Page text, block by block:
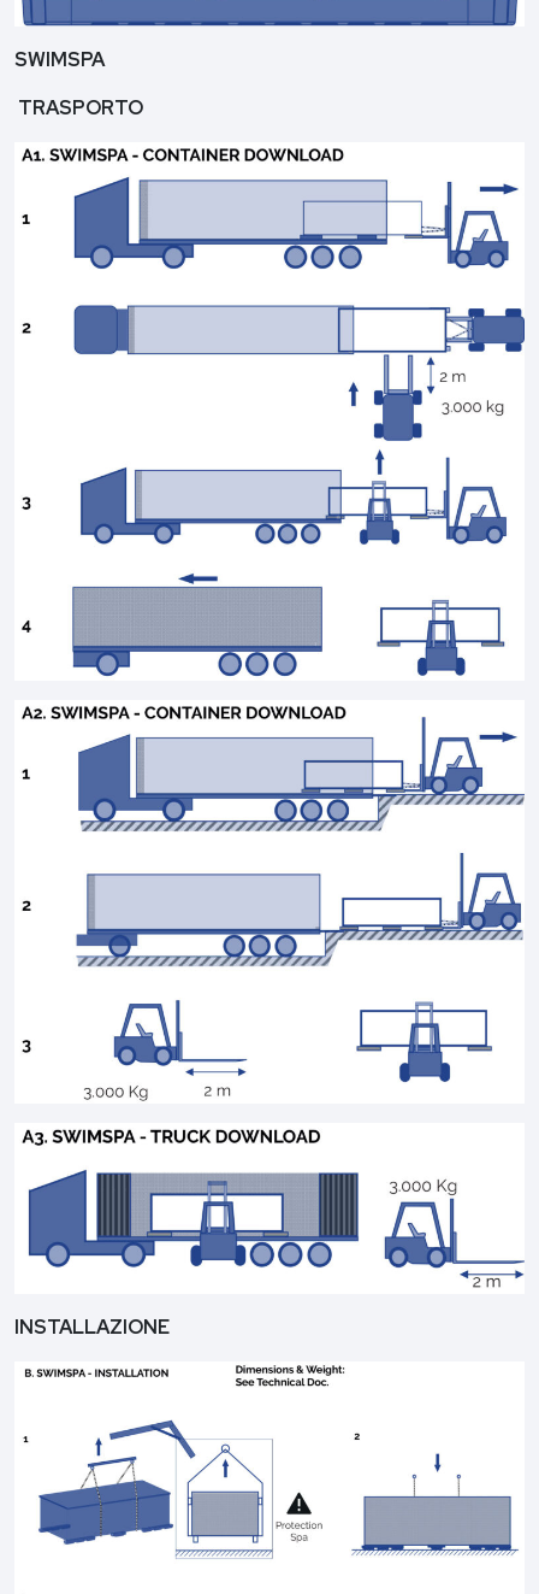
SWIMSPA
TRASPORTO
INSTALLAZIONE